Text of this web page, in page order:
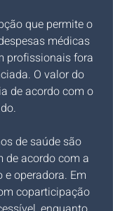
que permite o
médicas
profissionais fora
O valor do
de acordo com o
de saúde são
de acordo com a
operadora. Em
coparticipação